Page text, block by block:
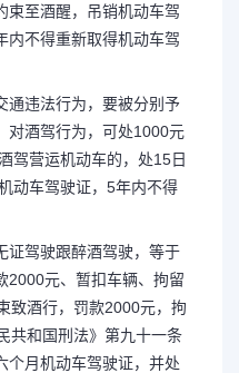
束至酒醒，吊销机动车驾
内不得重新取得机动车驾
通违法行为，要被分别予
对酒驾行为，可处1000元
驾营运机动车的，处15日
动车驾驶证，5年内不得
证驾驶跟醉酒驾驶，等于
2000元、暂扣车辆、拘留
致酒行，罚款2000元，拘
共和国刑法》第九十一条
个月机动车驾驶证，并处